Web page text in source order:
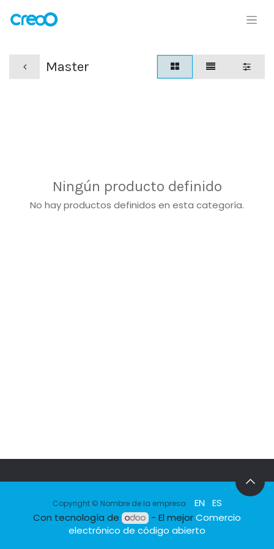
Master
Ningún producto definido
No hay productos definidos en esta categoría.
Copyright © Nombre de la empresa EN
ES
Con tecnología de
- El mejorComercio
electrónico de código abierto